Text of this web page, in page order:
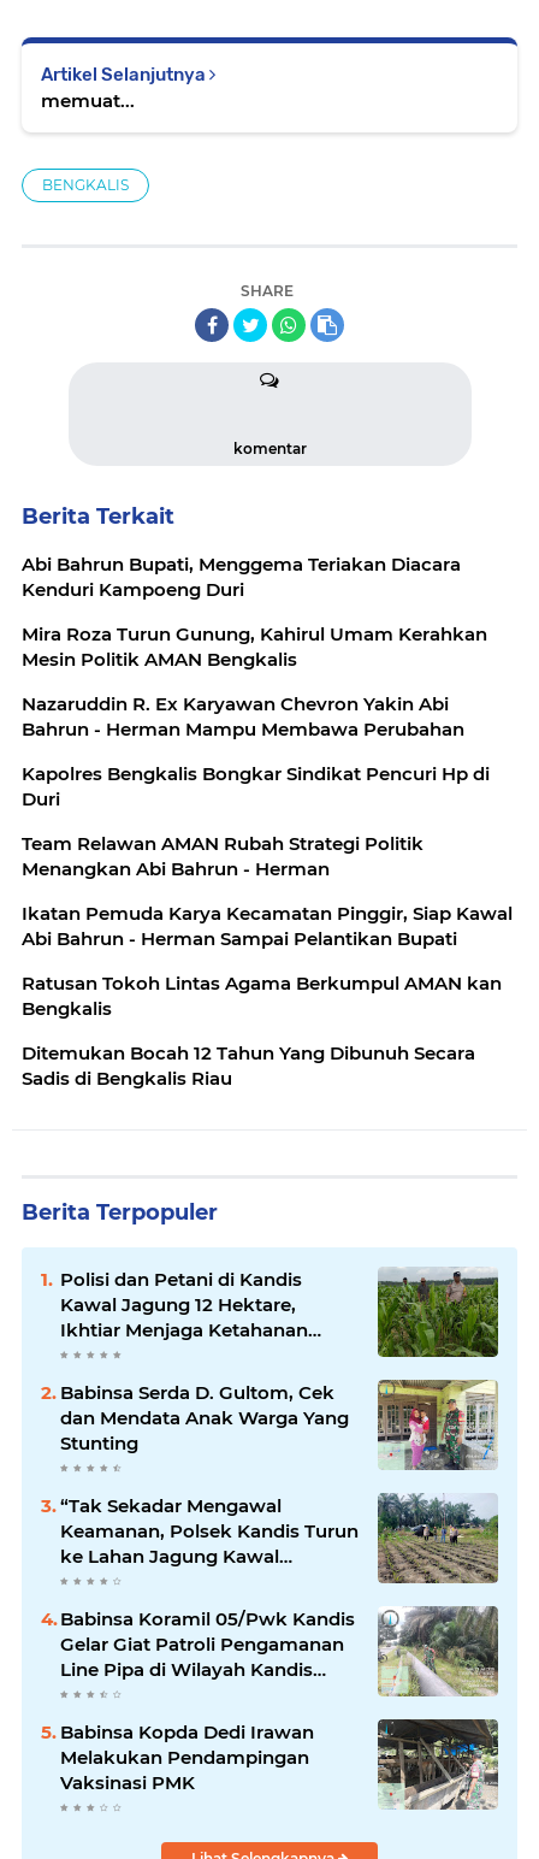
Artikel Selanjutnya
memuat...
BENGKALIS
SHARE
komentar
Berita Terkait
Abi Bahrun Bupati, Menggema Teriakan Diacara
Kenduri Kampoeng Duri
Mira Roza Turun Gunung, Kahirul Umam Kerahkan
Mesin Politik AMAN Bengkalis
Nazaruddin R. Ex Karyawan Chevron Yakin Abi
Bahrun - Herman Mampu Membawa Perubahan
Kapolres Bengkalis Bongkar Sindikat Pencuri Hp di
Duri
Team Relawan AMAN Rubah Strategi Politik
Menangkan Abi Bahrun - Herman
Ikatan Pemuda Karya Kecamatan Pinggir, Siap Kawal
Abi Bahrun - Herman Sampai Pelantikan Bupati
Ratusan Tokoh Lintas Agama Berkumpul AMAN kan
Bengkalis
Ditemukan Bocah 12 Tahun Yang Dibunuh Secara
Sadis di Bengkalis Riau
Berita Terpopuler
Polisi dan Petani di Kandis
Kawal Jagung 12 Hektare,
Ikhtiar Menjaga Ketahanan
Pangan
Babinsa Serda D. Gultom, Cek
dan Mendata Anak Warga Yang
Stunting
“Tak Sekadar Mengawal
Keamanan, Polsek Kandis Turun
ke Lahan Jagung Kawal
Ketahanan Pangan
Babinsa Koramil 05/Pwk Kandis
Gelar Giat Patroli Pengamanan
Line Pipa di Wilayah Kandis
Kandis
Babinsa Kopda Dedi Irawan
Melakukan Pendampingan
Vaksinasi PMK